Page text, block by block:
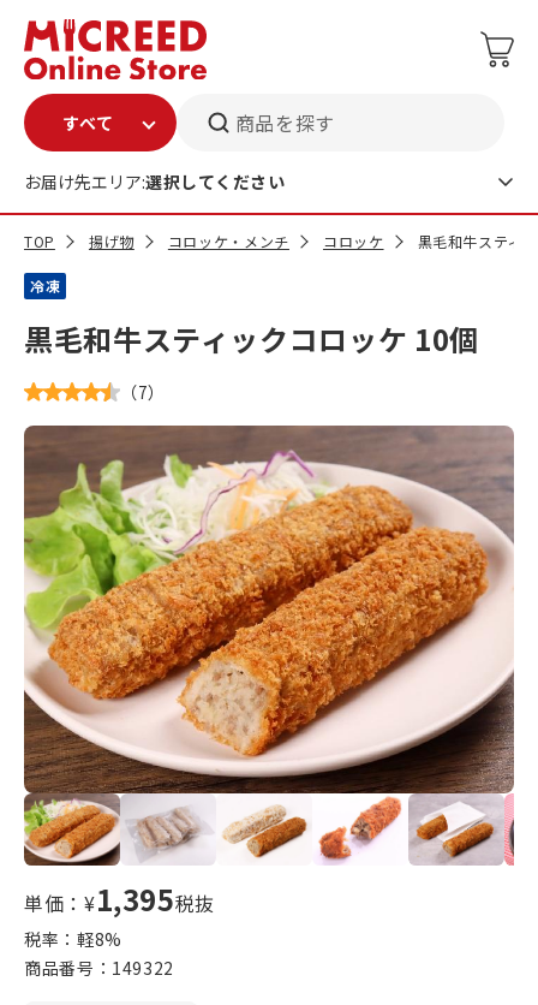
商品を探す
お届け先エリア:選択してください
TOP 揚げ物 コロッケ・メンチ コロッケ 黒毛和牛スティ
冷凍
黒毛和牛スティックコロッケ 10個
（7）
単価：¥1,395税抜
税率：軽8%
商品番号： 149322